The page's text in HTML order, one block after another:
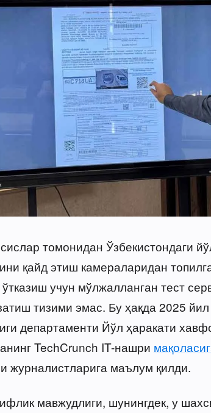
томонидан Ўзбекистондаги
қайд этиш камераларидан
учун мўлжалланган тест
тизими эмас. Бу ҳақда 2025
департаменти Йўл ҳаракати
TechCrunch IT-нашри
журналистларига маълум қилди.
мавжудлиги, шунингдек, у